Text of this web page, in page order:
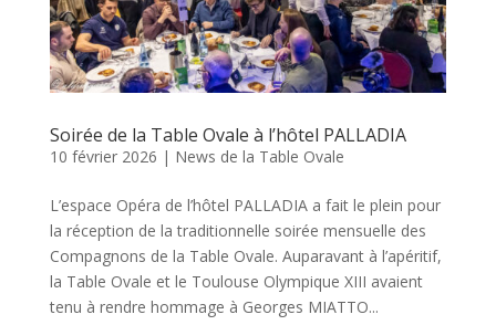
Soirée de la Table Ovale à l’hôtel PALLADIA
10 février 2026 | News de la Table Ovale
L’espace Opéra de l’hôtel PALLADIA a fait le plein pour
la réception de la traditionnelle soirée mensuelle des
Compagnons de la Table Ovale. Auparavant à l’apéritif,
la Table Ovale et le Toulouse Olympique XIII avaient
tenu à rendre hommage à Georges MIATTO...